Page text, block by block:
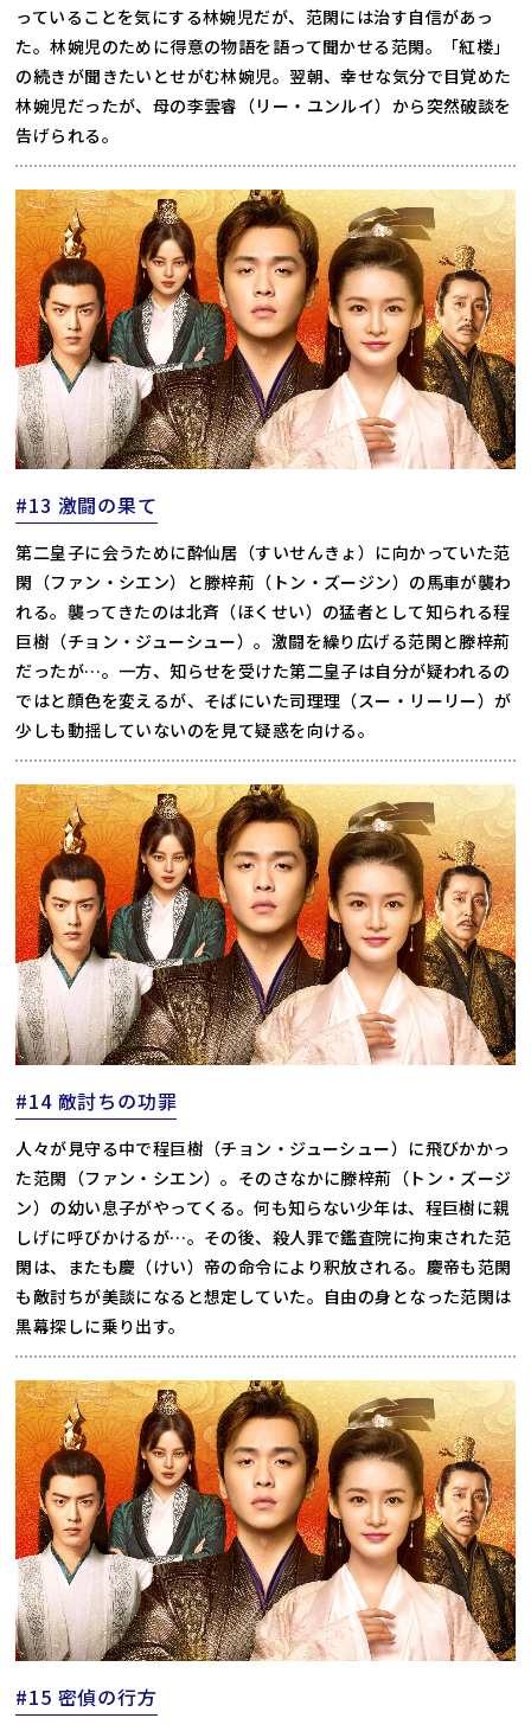
っていることを気にする林婉児だが、范閑には治す自信があっ
た。林婉児のために得意の物語を語って聞かせる范閑。「紅楼」
の続きが聞きたいとせがむ林婉児。翌朝、幸せな気分で目覚めた
林婉児だったが、母の李雲睿（リー・ユンルイ）から突然破談を
告げられる。
#13 激闘の果て
第二皇子に会うために酔仙居（すいせんきょ）に向かっていた范
閑（ファン・シエン）と滕梓荊（トン・ズージン）の馬車が襲わ
れる。襲ってきたのは北斉（ほくせい）の猛者として知られる程
巨樹（チョン・ジューシュー）。激闘を繰り広げる范閑と滕梓荊
だったが…。一方、知らせを受けた第二皇子は自分が疑われるの
ではと顔色を変えるが、そばにいた司理理（スー・リーリー）が
少しも動揺していないのを見て疑惑を向ける。
#14 敵討ちの功罪
人々が見守る中で程巨樹（チョン・ジューシュー）に飛びかかっ
た范閑（ファン・シエン）。そのさなかに滕梓荊（トン・ズージ
ン）の幼い息子がやってくる。何も知らない少年は、程巨樹に親
しげに呼びかけるが…。その後、殺人罪で鑑査院に拘束された范
閑は、またも慶（けい）帝の命令により釈放される。慶帝も范閑
も敵討ちが美談になると想定していた。自由の身となった范閑は
黒幕探しに乗り出す。
#15 密偵の行方